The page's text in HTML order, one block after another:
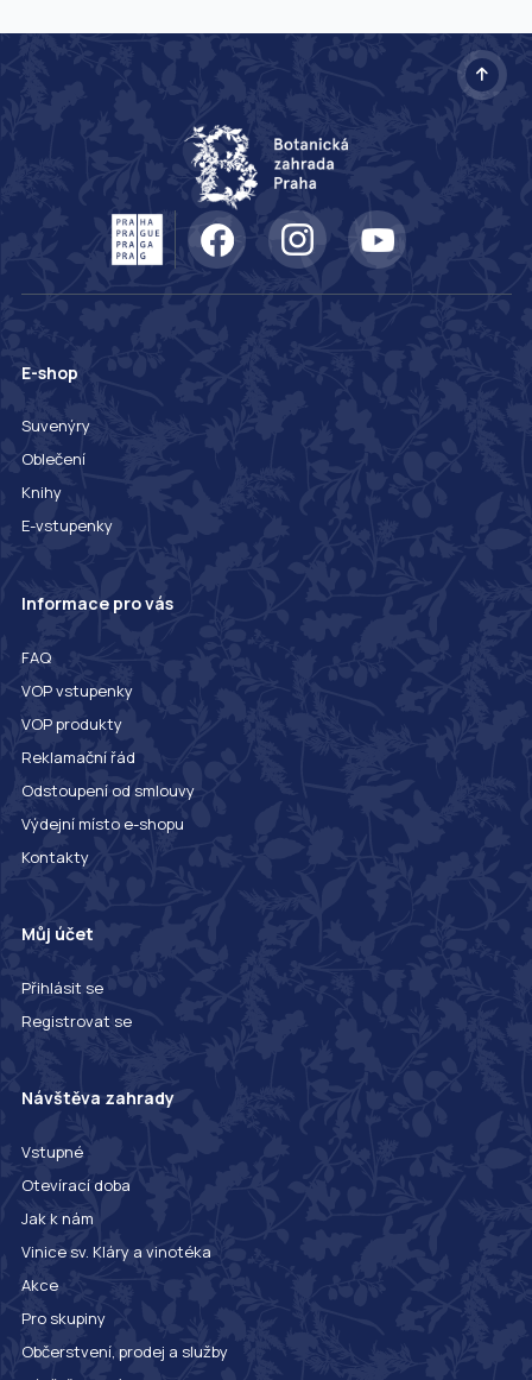
E-shop
Suvenýry
Oblečení
Knihy
E-vstupenky
Informace pro vás
FAQ
VOP vstupenky
VOP produkty
Reklamační řád
Odstoupení od smlouvy
Výdejní místo e-shopu
Kontakty
Můj účet
Přihlásit se
Registrovat se
Návštěva zahrady
Vstupné
Otevírací doba
Jak k nám
Vinice sv. Kláry a vinotéka
Akce
Pro skupiny
Občerstvení, prodej a služby